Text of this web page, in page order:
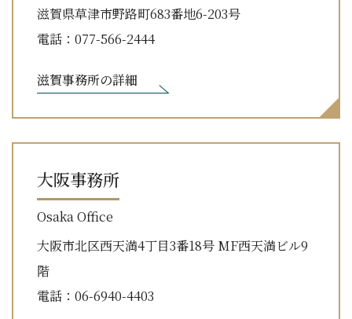
滋賀県草津市野路町683番地6-203号
電話：077-566-2444
滋賀事務所の詳細
大阪事務所
Osaka Office
大阪市北区西天満4丁目3番18号 MF西天満ビル9
階
電話：06-6940-4403